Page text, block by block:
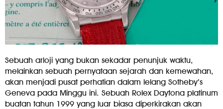
Sebuah arloji yang bukan sekadar penunjuk waktu,
melainkan sebuah pernyataan sejarah dan kemewahan,
akan menjadi pusat perhatian dalam lelang Sotheby’s
Geneva pada Minggu ini. Sebuah Rolex Daytona platinum
buatan tahun 1999 yang luar biasa diperkirakan akan